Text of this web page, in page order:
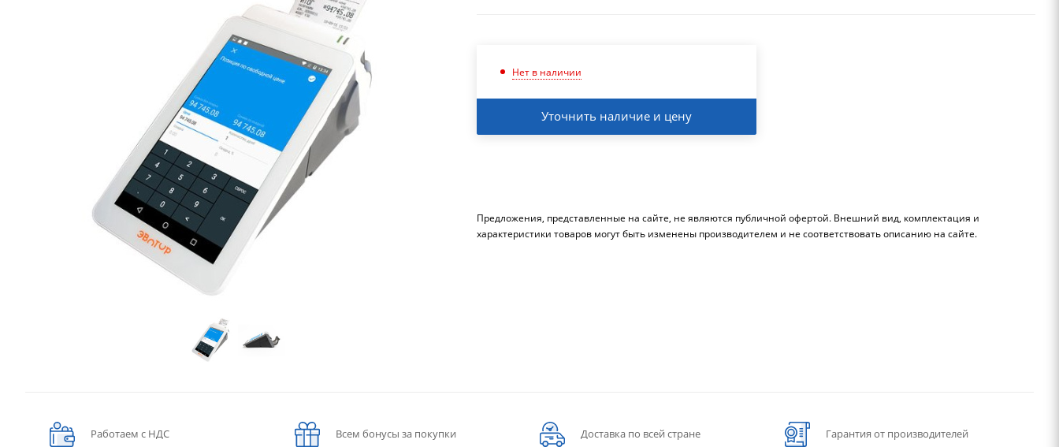
Нет в наличии
Уточнить наличие и цену
Предложения, представленные на сайте, не являются публичной офертой. Внешний вид, комплектация и
характеристики товаров могут быть изменены производителем и не соответствовать описанию на сайте.
Работаем с НДС Всем бонусы за покупки Доставка по всей стране Гарантия от производителей